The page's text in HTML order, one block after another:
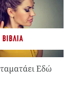
ΒΙΒΛΊΑ
Εδώ